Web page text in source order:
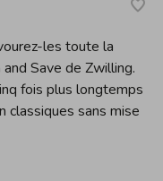
les toute la
Save de Zwilling.
fois plus longtemps
classiques sans mise